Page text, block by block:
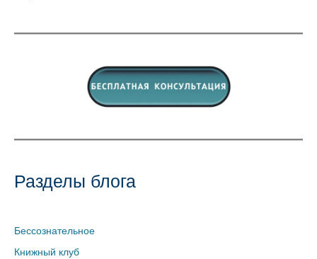
Разделы блога
Бессознательное
Книжный клуб